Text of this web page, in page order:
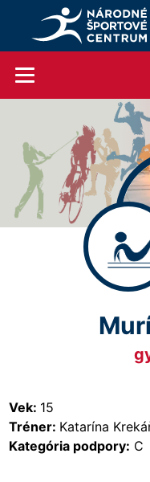
Vek: 15
Tréner: Katarína
Kategória podpory: C